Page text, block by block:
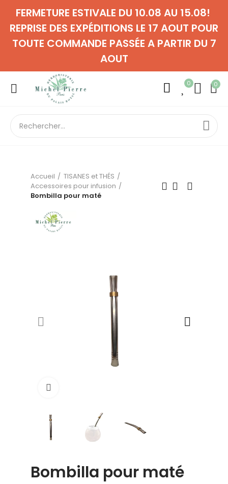
FERMETURE ESTIVALE DU 10.08 AU 15.08!
REPRISE DES EXPÉDITIONS LE 17 AOUT POUR
TOUTE COMMANDE PASSÉE A PARTIR DU 7
AOUT
0 0
Accueil
TISANES et THÉS
Accessoires pour infusion
Bombilla pour maté
Bombilla pour maté